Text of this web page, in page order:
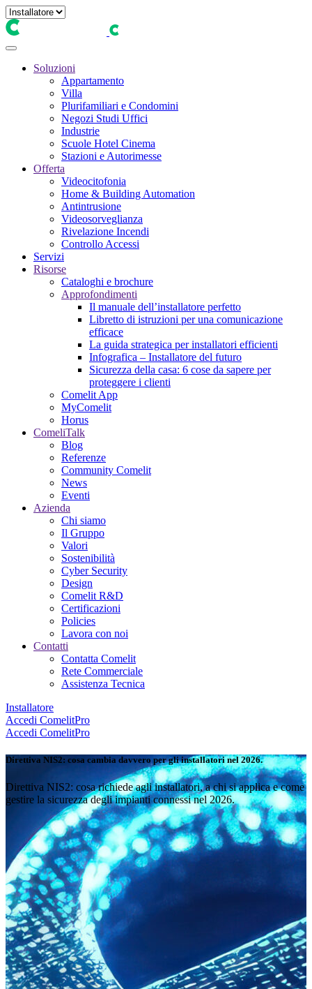
Soluzioni
Appartamento
Villa
Plurifamiliari e Condomini
Negozi Studi Uffici
Industrie
Scuole Hotel Cinema
Stazioni e Autorimesse
Offerta
Videocitofonia
Home & Building Automation
Antintrusione
Videosorveglianza
Rivelazione Incendi
Controllo Accessi
Servizi
Risorse
Cataloghi e brochure
Approfondimenti
Il manuale dell’installatore perfetto
Libretto di istruzioni per una comunicazione
efficace
La guida strategica per installatori efficienti
Infografica – Installatore del futuro
Sicurezza della casa: 6 cose da sapere per
proteggere i clienti
Comelit App
MyComelit
Horus
ComeliTalk
Blog
Referenze
Community Comelit
News
Eventi
Azienda
Chi siamo
Il Gruppo
Valori
Sostenibilità
Cyber Security
Design
Comelit R&D
Certificazioni
Policies
Lavora con noi
Contatti
Contatta Comelit
Rete Commerciale
Assistenza Tecnica
Installatore
Accedi ComelitPro
Accedi ComelitPro
Direttiva NIS2: cosa cambia davvero per gli installatori nel 2026.
Direttiva NIS2: cosa richiede agli installatori, a chi si applica e come
gestire la sicurezza degli impianti connessi nel 2026.